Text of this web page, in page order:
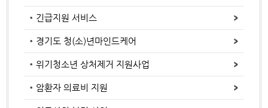
긴급지원 서비스
경기도 청(소)년마인드케어
위기청소년 상처제거 지원사업
암환자 의료비 지원